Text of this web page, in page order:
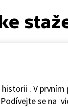
. V
se na